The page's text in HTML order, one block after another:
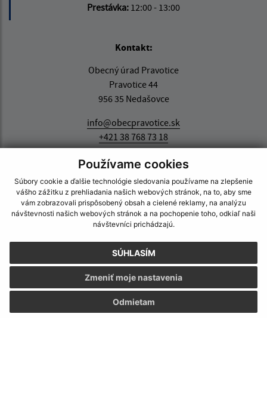
Používame cookies
Súbory cookie a ďalšie technológie sledovania používame na zlepšenie
vášho zážitku z prehliadania našich webových stránok, na to, aby sme
vám zobrazovali prispôsobený obsah a cielené reklamy, na analýzu
návštevnosti našich webových stránok a na pochopenie toho, odkiaľ naši
návštevníci prichádzajú.
SÚHLASÍM
Odmietam
Zmeniť moje nastavenia
Prestávka: 12:00 - 13:00
Kontakt:
Obecný úrad Pravotice
Pravotice 44
956 35 Nedašovce
info@obecpravotice.sk
+421 38 768 73 18
IČO: 00310972